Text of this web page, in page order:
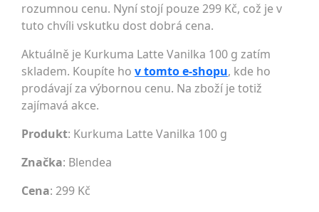
rozumnou cenu. Nyní stojí pouze 299 Kč, což je v
tuto chvíli vskutku dost dobrá cena.
Aktuálně je Kurkuma Latte Vanilka 100 g zatím
skladem. Koupíte ho v tomto e-shopu, kde ho
prodávají za výbornou cenu. Na zboží je totiž
zajímavá akce.
Produkt: Kurkuma Latte Vanilka 100 g
Značka: Blendea
Cena: 299 Kč